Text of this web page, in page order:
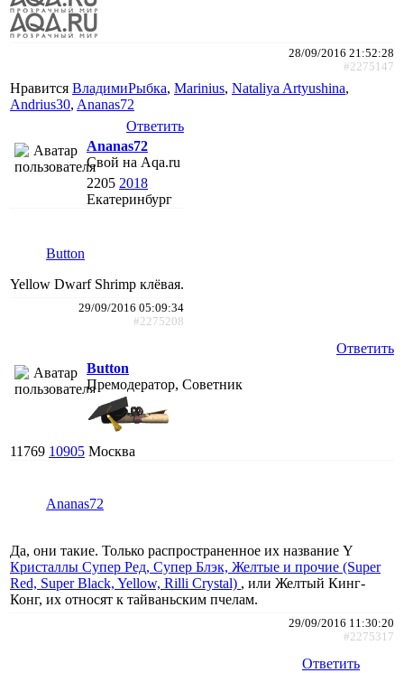
28/09/2016 21:52:28
#2275147
Нравится ВладимиРыбка, Marinius, Nataliya Artyushina,
Andrius30, Ananas72
Ответить
Ananas72
Свой на Aqa.ru
2205 2018
Екатеринбург
Button
Yellow Dwarf Shrimp клёвая.
29/09/2016 05:09:34
#2275208
Ответить
Button
Премодератор, Советник
11769 10905 Москва
Ananas72
Да, они такие. Только распространенное их название Y
Кристаллы Супер Ред, Супер Блэк, Желтые и прочие (Super
Red, Super Black, Yellow, Rilli Crystal) , или Желтый Кинг-
Конг, их относят к тайваньским пчелам.
29/09/2016 11:30:20
#2275317
Ответить